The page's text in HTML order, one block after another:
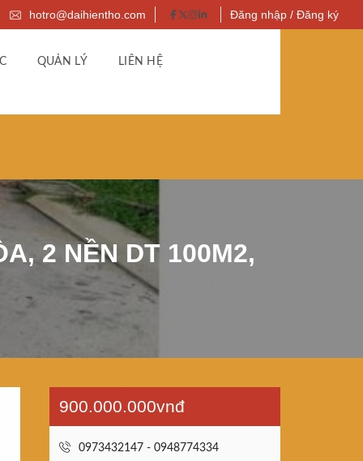
hotro@daihientho.com Đăng nhập / Đăng ký
QUẢN LÝ LIÊN HỆ
2 NỀN DT 100M2,
900.000.000vnđ
0973432147 - 0948774334